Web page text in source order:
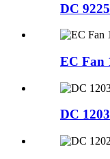
DC
EC Fan
DC